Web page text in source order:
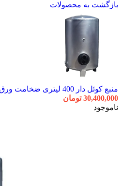
بازگشت به محصولات
منبع کوئل دار 400 لیتری ضخامت ورق 5 میلیمتر (ایران اتمسفر)
30,400,000 تومان
ناموجود